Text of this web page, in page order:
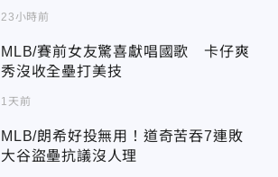
23小時前
MLB/賽前女友驚喜獻唱國歌 卡仔爽
秀沒收全壘打美技
1天前
MLB/朗希好投無用！道奇苦吞7連敗
大谷盜壘抗議沒人理